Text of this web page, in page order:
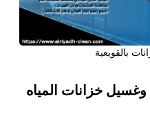
بالقويعية
خزانات المياه